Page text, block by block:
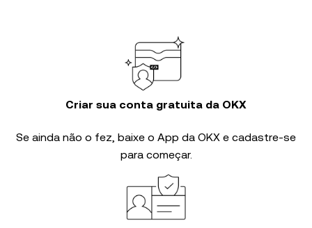
Criar sua conta gratuita da OKX
Se ainda não o fez, baixe o App da OKX e cadastre-se
para começar.